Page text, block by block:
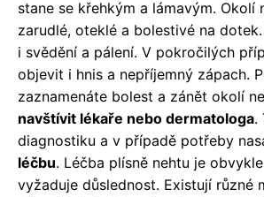
stane se křehkým a lámavým. Okolí
zarudlé, oteklé a bolestivé na
i svědění a pálení. V pokročilých
objevit i hnis a nepříjemný zápach.
zaznamenáte bolest a zánět okolí
navštívit lékaře nebo dermatologa.
diagnostiku a v případě potřeby
léčbu. Léčba plísně nehtu je
vyžaduje důslednost. Existují různé